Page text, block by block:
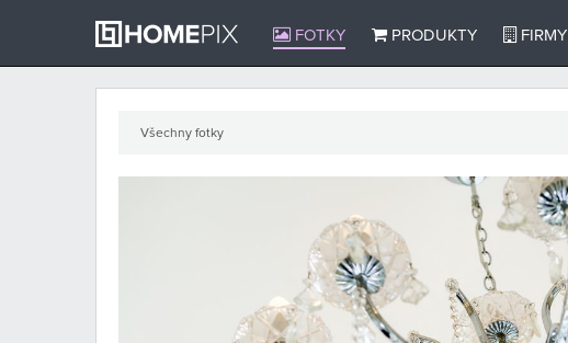
FOTKY PRODUKTY FIRMY
Všechny fotky